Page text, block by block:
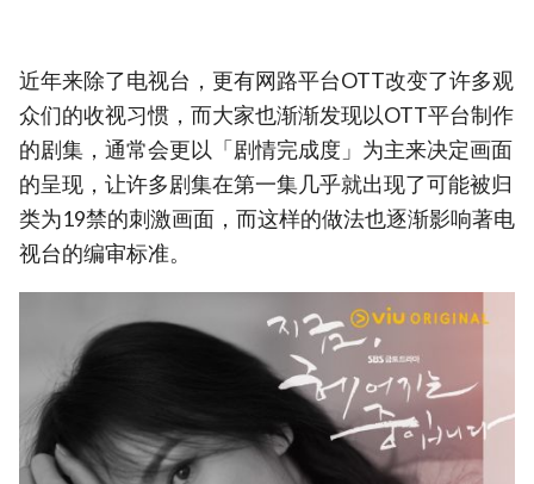
近年来除了电视台，更有网路平台OTT改变了许多观
众们的收视习惯，而大家也渐渐发现以OTT平台制作
的剧集，通常会更以「剧情完成度」为主来决定画面
的呈现，让许多剧集在第一集几乎就出现了可能被归
类为19禁的刺激画面，而这样的做法也逐渐影响著电
视台的编审标准。